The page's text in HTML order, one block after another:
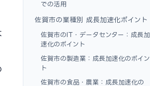
での活用
佐賀市の業種別 成長加速化ポイント
佐賀市のIT・データセンター：成長加
速化のポイント
佐賀市の製造業：成長加速化のポイン
ト
佐賀市の食品・農業：成長加速化の